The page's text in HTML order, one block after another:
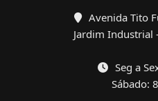
Avenida Tito
Jardim Industrial
Seg a
Sábado: